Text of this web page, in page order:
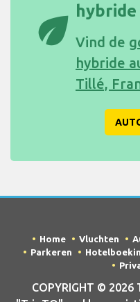
eco Vind de
hybride
Tillé,
Home Vluchten
Parkeren
COPYRIGHT ©